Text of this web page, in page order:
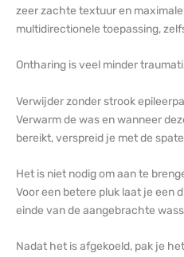
zeer zachte textuur en
multidirectionele toepassing,
Ontharing is veel minder
Verwijder zonder strook
Verwarm de was en wanneer
bereikt, verspreid je met de
Het is niet nodig om aan te
Voor een betere pluk laat je een
einde van de aangebrachte
Nadat het is afgekoeld, pak je